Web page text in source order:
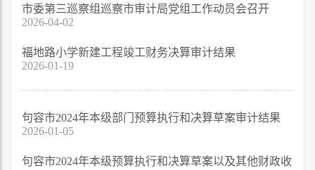
市委第三巡察组巡察市审计局党组工作动员会召开
2026-04-02
福地路小学新建工程竣工财务决算审计结果
2026-01-19
句容市2024年本级部门预算执行和决算草案审计结果
2026-01-05
句容市2024年本级预算执行和决算草案以及其他财政收